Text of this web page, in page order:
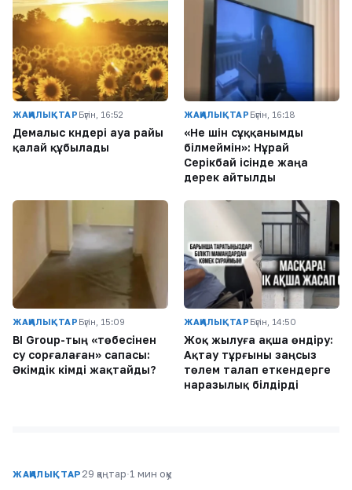
ЖАҢАЛЫҚТАР Бүгін, 16:52
Демалыс күндері ауа райы
қалай құбылады
ЖАҢАЛЫҚТАР Бүгін, 16:18
«Не үшін сұққанымды
білмеймін»: Нұрай
Серікбай ісінде жаңа
дерек айтылды
ЖАҢАЛЫҚТАР Бүгін, 15:09
BI Group-тың «төбесінен
су сорғалаған» сапасы:
Әкімдік кімді жақтайды?
ЖАҢАЛЫҚТАР Бүгін, 14:50
Жоқ жылуға ақша өндіру:
Ақтау тұрғыны заңсыз
төлем талап еткендерге
наразылық білдірді
ЖАҢАЛЫҚТАР 29 қаңтар·1 мин оқу